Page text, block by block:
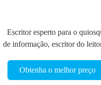
Escritor esperto para o
de informação, escritor do
RFID
Obtenha o melhor preço